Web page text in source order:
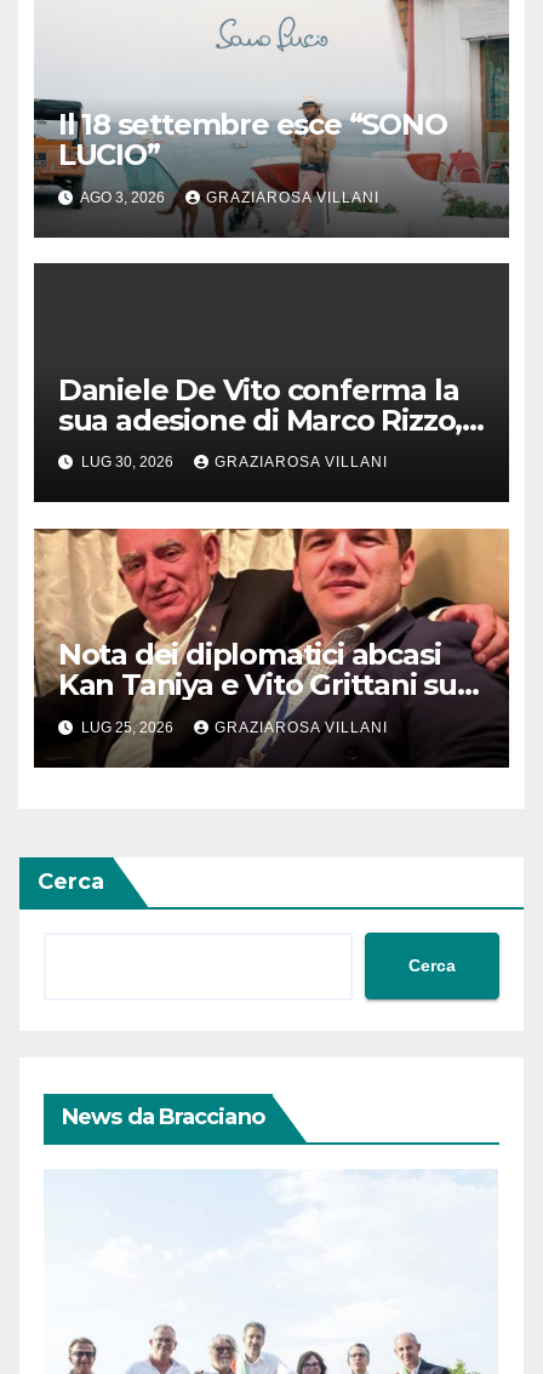
Il 18 settembre esce “SONO
LUCIO”
AGO 3, 2026 GRAZIAROSA VILLANI
Daniele De Vito conferma la
sua adesione di Marco Rizzo,
nel rispetto delle decisioni
del 1° Congress
LUG 30, 2026 GRAZIAROSA VILLANI
Nota dei diplomatici abcasi
Kan Taniya e Vito Grittani su
cosiddetto “ritiro
riconoscimento” di Abcasia e
Ossezia del Sud da parte della
LUG 25, 2026 GRAZIAROSA VILLANI
Cerca
Cerca
News da Bracciano